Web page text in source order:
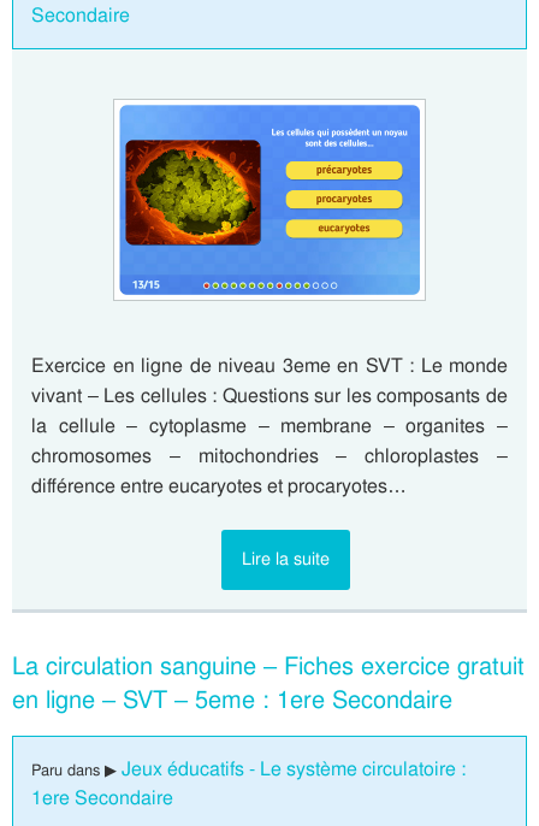
Secondaire
Exercice en ligne de niveau 3eme en SVT : Le monde
vivant – Les cellules : Questions sur les composants de
la cellule – cytoplasme – membrane – organites –
chromosomes – mitochondries – chloroplastes –
différence entre eucaryotes et procaryotes…
Lire la suite
La circulation sanguine – Fiches exercice gratuit
en ligne – SVT – 5eme : 1ere Secondaire
Paru dans ▶ Jeux éducatifs - Le système circulatoire :
1ere Secondaire